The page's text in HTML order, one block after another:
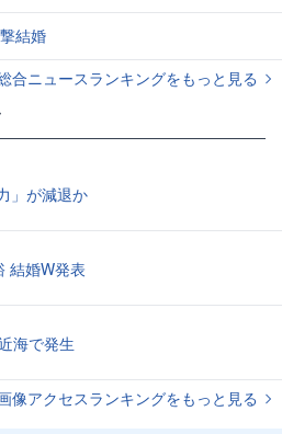
結婚
合ニュースランキングをもっと見る
」が減退か
結婚W発表
海で発生
像アクセスランキングをもっと見る